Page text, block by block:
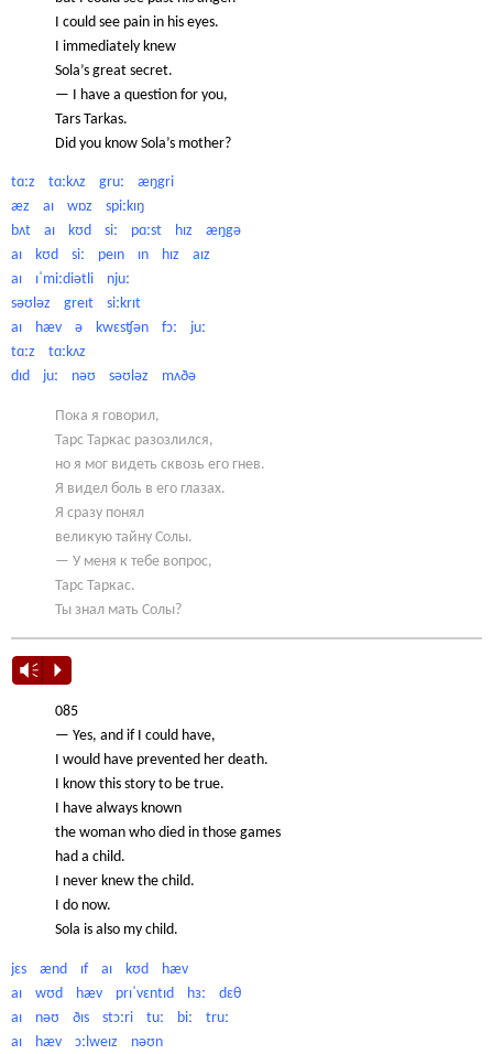
I could see pain in his eyes.
I immediately knew
Sola’s great secret.
— I have a question for you,
Tars Tarkas.
Did you know Sola’s mother?
tɑːz tɑːkʌz gruː æŋgri
æz aɪ wɒz spiːkɪŋ
bʌt aɪ kʊd siː pɑːst hɪz æŋgə
aɪ kʊd siː peɪn ɪn hɪz aɪz
aɪ ɪˈmiːdiətli njuː
səʊləz greɪt siːkrɪt
aɪ hæv ə kwɛsʧən fɔː juː
tɑːz tɑːkʌz
dɪd juː nəʊ səʊləz mʌðə
Пока я говорил,
Тарс Таркас разозлился,
но я мог видеть сквозь его гнев.
Я видел боль в его глазах.
Я сразу понял
великую тайну Солы.
— У меня к тебе вопрос,
Тарс Таркас.
Ты знал мать Солы?
Vm P
085
— Yes, and if I could have,
I would have prevented her death.
I know this story to be true.
I have always known
the woman who died in those games
had a child.
I never knew the child.
I do now.
Sola is also my child.
jɛs ænd ɪf aɪ kʊd hæv
aɪ wʊd hæv prɪˈvɛntɪd hɜː dɛθ
aɪ nəʊ ðɪs stɔːri tuː biː truː
aɪ hæv ɔːlweɪz nəʊn